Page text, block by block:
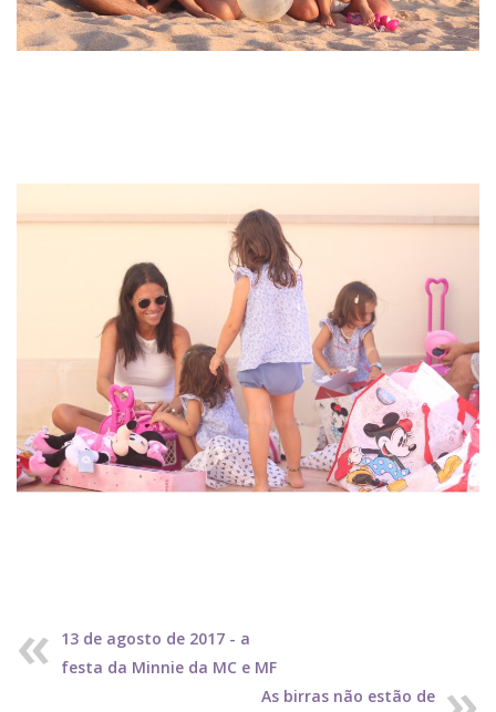
13 de agosto de 2017 - a
festa da Minnie da MC e MF
As birras não estão de